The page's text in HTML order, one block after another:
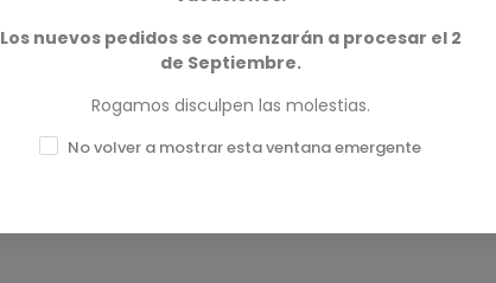
Los nuevos pedidos se comenzarán a procesar el 2
de Septiembre.
Rogamos disculpen las molestias.
No volver a mostrar esta ventana emergente